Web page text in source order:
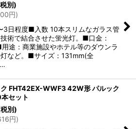
絞り込む
別)
円)
3日程度■入数 10本スリムなガラス管
術で結合させた蛍光灯。■口金：
途：商業施設やホテル等のダウンラ
など。■サイズ：131mm(全
FHT42EX-WWF3 42W形 パルック
セット
別)
円)